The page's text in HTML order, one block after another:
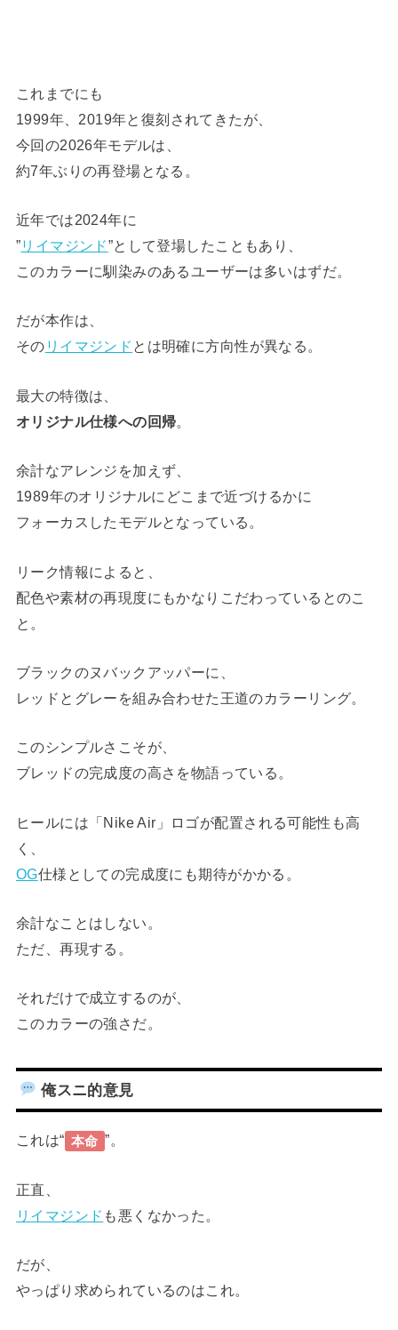
これまでにも
1999年、2019年と復刻されてきたが、
今回の2026年モデルは、
約7年ぶりの再登場となる。
近年では2024年に
”リイマジンド”として登場したこともあり、
このカラーに馴染みのあるユーザーは多いはずだ。
だが本作は、
その リイマジンド とは明確に方向性が異なる。
最大の特徴は、
オリジナル仕様への回帰。
余計なアレンジを加えず、
1989年のオリジナルにどこまで近づけるかに
フォーカスしたモデルとなっている。
リーク情報によると、
配色や素材の再現度にもかなりこだわっているとのこ
と。
ブラックのヌバックアッパーに、
レッドとグレーを組み合わせた王道のカラーリング。
このシンプルさこそが、
ブレッドの完成度の高さを物語っている。
ヒールには「Nike Air」ロゴが配置される可能性も高
く、
OG仕様としての完成度にも期待がかかる。
余計なことはしない。
ただ、再現する。
それだけで成立するのが、
このカラーの強さだ。
俺スニ的意見
これは“ 本命 ”。
正直、
リイマジンド も悪くなかった。
だが、
やっぱり求められているのはこれ。